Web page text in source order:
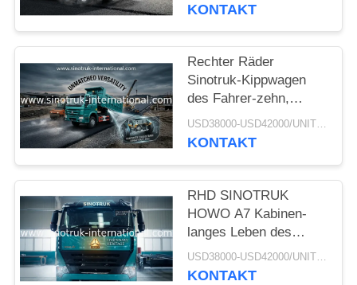
KONTAKT
Rechter Räder
Sinotruk-Kippwagen
des Fahrer-zehn,
HochleistungskipplasterUSD38000-USD42000/UNIT)negotiation MOQ:1 EINHEIT
KONTAKT
RHD SINOTRUK
HOWO A7 Kabinen-
langes Leben des
Bergbau-Kipper-
Kipplaster-
USD38000-USD42000/UNIT)negotiation MOQ:1 EINHEIT
KONTAKT